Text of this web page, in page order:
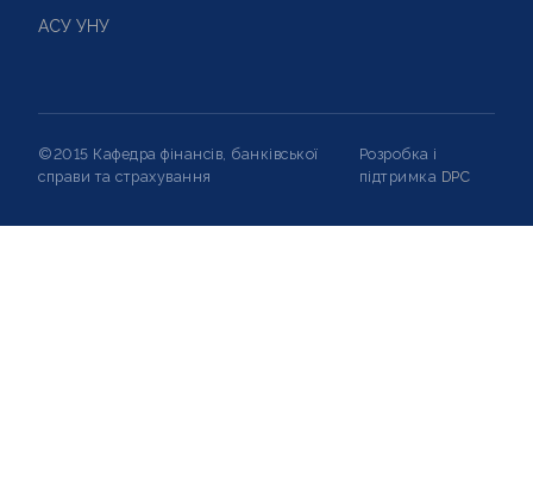
АСУ УНУ
©2015 Кафедра фінансів, банківської
справи та страхування
Розробка і
підтримка DPC